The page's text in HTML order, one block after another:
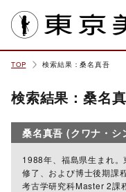
TOP 検索結果：桑名真吾
検索結果：桑名
桑名真吾 (クワナ・シ
1988年、福島県生まれ
修了、および博士後期課
考古学研究科Master 2課